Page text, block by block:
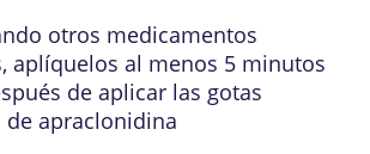
otros medicamentos
aplíquelos al menos 5 minutos
de aplicar las gotas
apraclonidina